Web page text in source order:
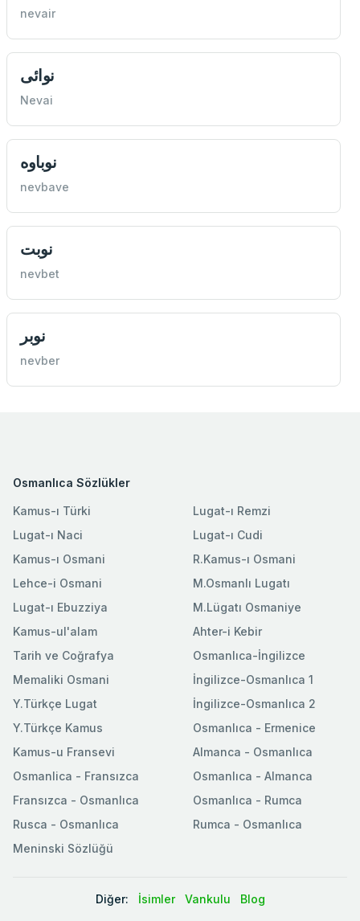
nevair
نوائی
Nevai
نوباوه
nevbave
نوبت
nevbet
نوبر
nevber
Osmanlıca Sözlükler
Kamus-ı Türki
Lugat-ı Naci
Kamus-ı Osmani
Lehce-i Osmani
Lugat-ı Ebuzziya
Lugat-ı Remzi
Lugat-ı Cudi
R.Kamus-ı Osmani
M.Osmanlı Lugatı
M.Lügatı Osmaniye
Kamus-ul'alam
Tarih ve Coğrafya
Memaliki Osmani
Y.Türkçe Lugat
Y.Türkçe Kamus
Ahter-i Kebir
Osmanlıca-İngilizce
İngilizce-Osmanlıca 1
İngilizce-Osmanlıca 2
Osmanlıca - Ermenice
Kamus-u Fransevi
Osmanlica - Fransızca
Fransızca - Osmanlıca
Rusca - Osmanlıca
Meninski Sözlüğü
Almanca - Osmanlıca
Osmanlıca - Almanca
Osmanlıca - Rumca
Rumca - Osmanlıca
Diğer: İsimler Vankulu Blog